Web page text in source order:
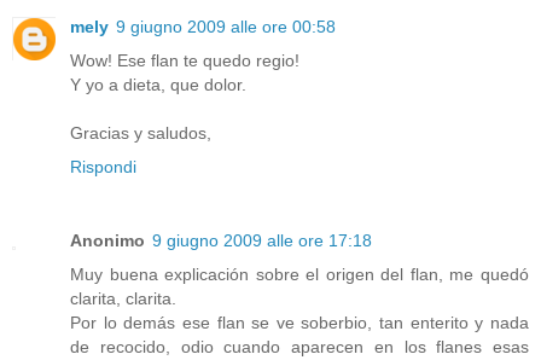
mely 9 giugno 2009 alle ore 00:58
Wow! Ese flan te quedo regio!
Y yo a dieta, que dolor.
Gracias y saludos,
Rispondi
Anonimo 9 giugno 2009 alle ore 17:18
Muy buena explicación sobre el origen del flan, me quedó
clarita, clarita.
Por lo demás ese flan se ve soberbio, tan enterito y nada
de recocido, odio cuando aparecen en los flanes esas